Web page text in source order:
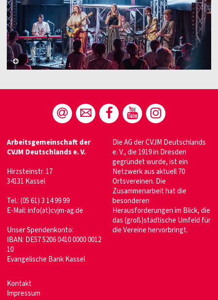
Arbeitsgemeinschaft der
CVJM Deutschlands e. V.
Hirzsteinstr. 17
34131 Kassel
Tel.: (05 61) 3 14 99 99
E-Mail:info(at)cvjm-ag.de
Unser Spendenkonto:
IBAN: DE57 5206 0410 0000 0012
10
Evangelische Bank Kassel
Die AG der CVJM Deutschlands
e. V., die 1919 in Dresden
gegründet wurde, ist ein
Netzwerk aus aktuell 70
Ortsvereinen. Die
Zusammenarbeit hat die
besonderen
Herausforderungen im Blick, die
das (groß)städtische Umfeld für
die Vereine hervorbringt.
Kontakt
Impressum